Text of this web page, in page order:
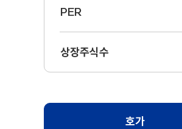
PER
상장주식수
호가